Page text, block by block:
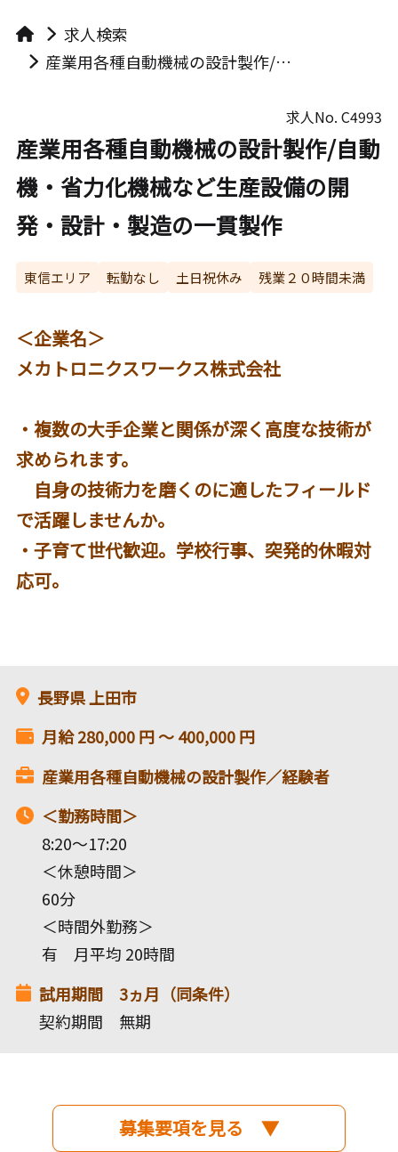
求人検索
産業用各種自動機械の設計製作/自動機・省力化機械など生産設備の開発・設計・製造の一貫製作
求人No.C4993
産業用各種自動機械の設計製作/自動
機・省力化機械など生産設備の開
発・設計・製造の一貫製作
東信エリア 転勤なし 土日祝休み 残業２０時間未満
＜企業名＞
メカトロニクスワークス株式会社
・複数の大手企業と関係が深く高度な技術が
求められます。
自身の技術力を磨くのに適したフィールド
で活躍しませんか。
・子育て世代歓迎。学校行事、突発的休暇対
応可。
長野県上田市
月給 280,000 円 〜 400,000円
産業用各種自動機械の設計製作／経験者
＜勤務時間＞
8:20～17:20
＜休憩時間＞
60分
＜時間外勤務＞
有 月平均 20時間
試用期間 3ヵ月（同条件）
契約期間 無期
募集要項を見る ▼